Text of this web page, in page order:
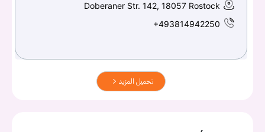
Doberaner Str. 142, 18057 Rostock
+493814942250
تحميل المزيد